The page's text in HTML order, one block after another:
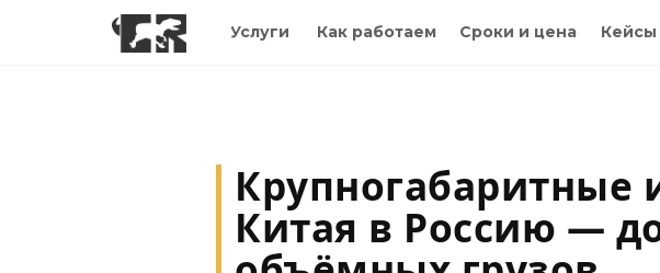
Услуги Как работаем Сроки и цена Кейсы
Крупногабаритные
Китая в Россию —